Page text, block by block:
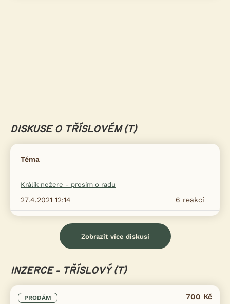
DISKUSE O TŘÍSLOVÉM (T)
Téma
Králík nežere - prosím o radu
6 reakcí
27.4.2021 12:14
Zobrazit více diskusí
INZERCE - TŘÍSLOVÝ (T)
PRODÁM 700 Kč